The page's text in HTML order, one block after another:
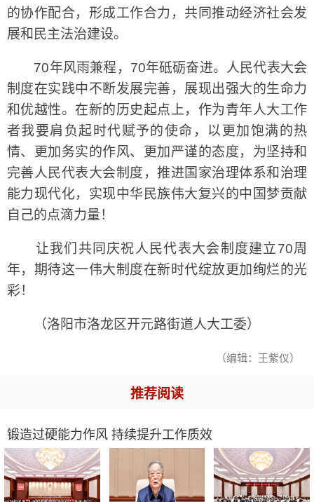
的协作配合，形成工作合力，共同推动经济社会发
展和民主法治建设。
70年风雨兼程，70年砥砺奋进。人民代表大会
制度在实践中不断发展完善，展现出强大的生命力
和优越性。在新的历史起点上，作为青年人大工作
者我要肩负起时代赋予的使命，以更加饱满的热
情、更加务实的作风、更加严谨的态度，为坚持和
完善人民代表大会制度，推进国家治理体系和治理
能力现代化，实现中华民族伟大复兴的中国梦贡献
自己的点滴力量！
让我们共同庆祝人民代表大会制度建立70周
年，期待这一伟大制度在新时代绽放更加绚烂的光
彩！
（洛阳市洛龙区开元路街道人大工委）
（编辑：王紫仪）
推荐阅读
锻造过硬能力作风 持续提升工作质效